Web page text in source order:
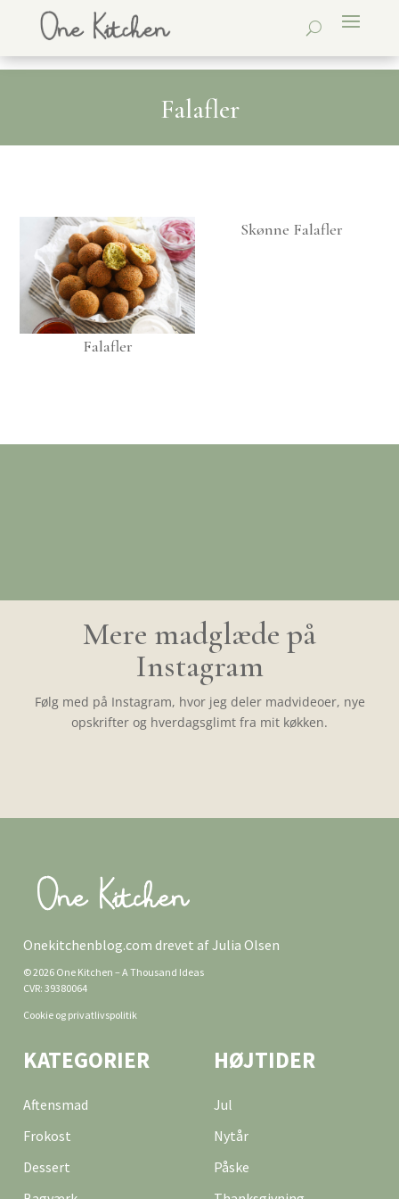
Falafler
Falafler
Skønne Falafler
Mere madglæde på
Instagram
Følg med på Instagram, hvor jeg deler madvideoer, nye
opskrifter og hverdagsglimt fra mit køkken.
Onekitchenblog.com drevet af Julia Olsen
© 2026 One Kitchen – A Thousand Ideas
CVR: 39380064
Cookie og privatlivspolitik
KATEGORIER
Aftensmad
Frokost
Dessert
HØJTIDER
Jul
Nytår
Påske